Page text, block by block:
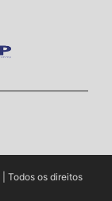
| Todos os direitos